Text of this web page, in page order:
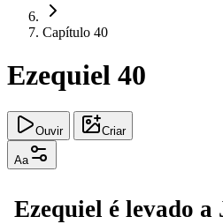
Capítulo 40
Ezequiel 40
Ouvir Criar
Aa
Ezequiel é levado a